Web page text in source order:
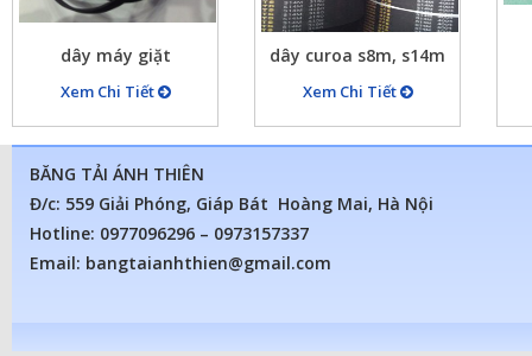
dây máy giặt
Xem Chi Tiết
dây curoa s8m, s14m
Xem Chi Tiết
BĂNG TẢI ÁNH THIÊN
Đ/c: 559 Giải Phóng, Giáp Bát Hoàng Mai, Hà Nội
Hotline: 0977096296 – 0973157337
Email: bangtaianhthien@gmail.com